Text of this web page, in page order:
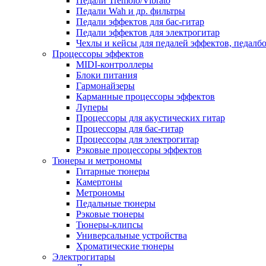
Педали Wah и др. фильтры
Педали эффектов для бас-гитар
Педали эффектов для электрогитар
Чехлы и кейсы для педалей эффектов,
Процессоры эффектов
MIDI-контроллеры
Блоки питания
Гармонайзеры
Карманные процессоры эффектов
Луперы
Процессоры для акустических гитар
Процессоры для бас-гитар
Процессоры для электрогитар
Рэковые процессоры эффектов
Тюнеры и метрономы
Гитарные тюнеры
Камертоны
Метрономы
Педальные тюнеры
Рэковые тюнеры
Тюнеры-клипсы
Универсальные устройства
Хроматические тюнеры
Электрогитары